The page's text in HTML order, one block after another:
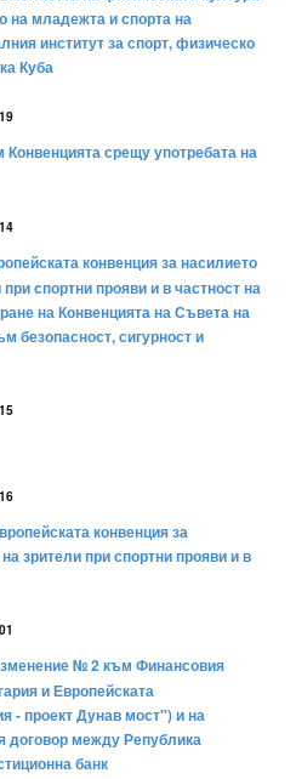
на младежта и спорта на
институт за спорт, физическо
Куба
срещу употребата на
конвенция за насилието
спортни прояви и в частност на
на Конвенцията на Съвета на
безопасност, сигурност и
конвенция за
зрители при спортни прояви и в
№ 2 към Финансовия
и Европейската
- проект Дунав мост") и на
между Република
банк